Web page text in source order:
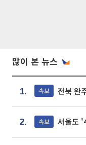
많이 본 뉴스
1. 속보 전북 완
2. 속보 서울도